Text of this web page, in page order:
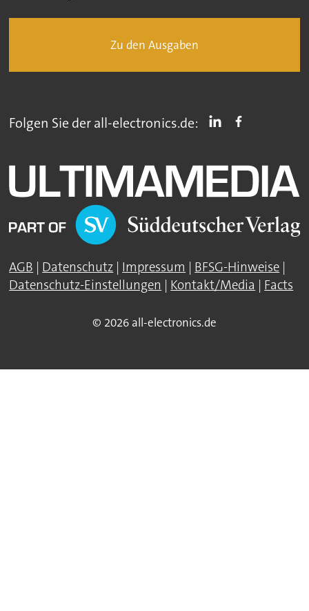
Zu den Ausgaben
Folgen Sie der all-electronics.de:
AGB | Datenschutz | Impressum | BFSG-Hinweise |
Datenschutz-Einstellungen | Kontakt/Media | Facts
© 2026 all-electronics.de